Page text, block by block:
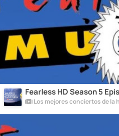
Fearless HD Season 5
Los mejores conciertos de la